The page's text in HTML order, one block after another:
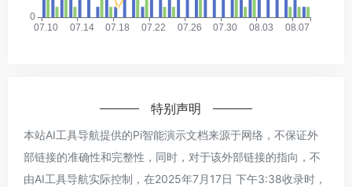
特别声明
本站AI工具导航提供的Pi智能演示文档来源于网络，不保证外
部链接的准确性和完整性，同时，对于该外部链接的指向，不
由AI工具导航实际控制，在2025年7月17日 下午3:38收录时，